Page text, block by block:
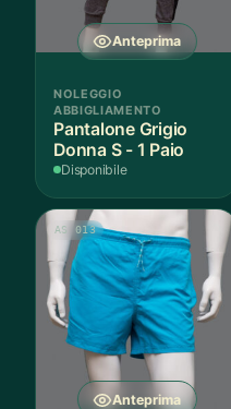
Anteprima
NOLEGGIO
ABBIGLIAMENTO
Pantalone Grigio
Donna S - 1 Paio
Disponibile
Anteprima
AS 013